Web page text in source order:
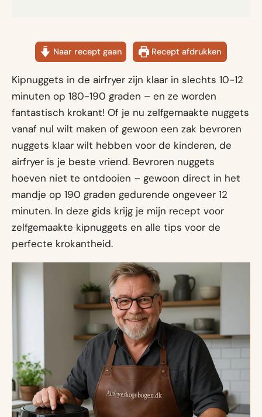
Naar recept gaan Recept afdrukken
Kipnuggets in de airfryer zijn klaar in slechts 10-12
minuten op 180-190 graden – en ze worden
fantastisch krokant! Of je nu zelfgemaakte nuggets
vanaf nul wilt maken of gewoon een zak bevroren
nuggets klaar wilt hebben voor de kinderen, de
airfryer is je beste vriend. Bevroren nuggets
hoeven niet te ontdooien – gewoon direct in het
mandje op 190 graden gedurende ongeveer 12
minuten. In deze gids krijg je mijn recept voor
zelfgemaakte kipnuggets en alle tips voor de
perfecte krokantheid.